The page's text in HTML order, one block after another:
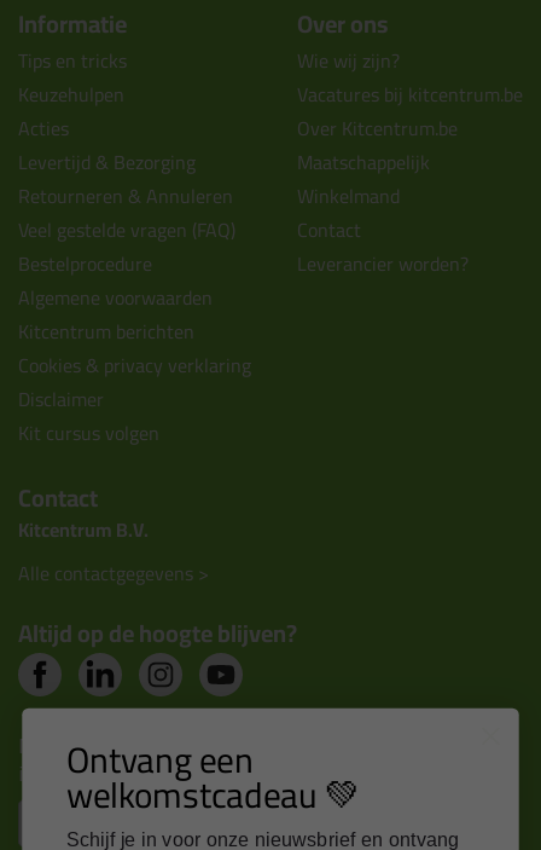
Informatie
Tips en tricks
Keuzehulpen
Acties
Levertijd & Bezorging
Retourneren & Annuleren
Veel gestelde vragen (FAQ)
Bestelprocedure
Algemene voorwaarden
Kitcentrum berichten
Cookies & privacy verklaring
Disclaimer
Kit cursus volgen
Over ons
Wie wij zijn?
Vacatures bij kitcentrum.be
Over Kitcentrum.be
Maatschappelijk
Winkelmand
Contact
Leverancier worden?
Contact
Kitcentrum B.V.
Alle contactgegevens >
Altijd op de hoogte blijven?
Nieuws, tips en exclusieve deals rechtstreeks in je
inbox Ontvang een
welkomstcadeau 💚
Schijf je in voor onze nieuwsbrief en ontvang